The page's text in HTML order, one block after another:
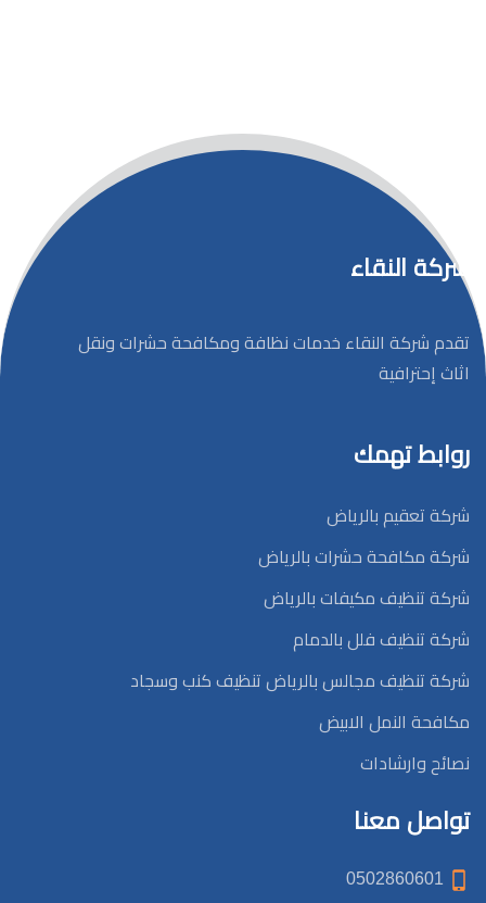
شركة النقاء
تقدم شركة النقاء خدمات نظافة ومكافحة حشرات ونقل
اثاث إحترافية
روابط تهمك
شركة تعقيم بالرياض
شركة مكافحة حشرات بالرياض
شركة تنظيف مكيفات بالرياض
شركة تنظيف فلل بالدمام
شركة تنظيف مجالس بالرياض تنظيف كنب وسجاد
مكافحة النمل الابيض
نصائح وارشادات
تواصل معنا